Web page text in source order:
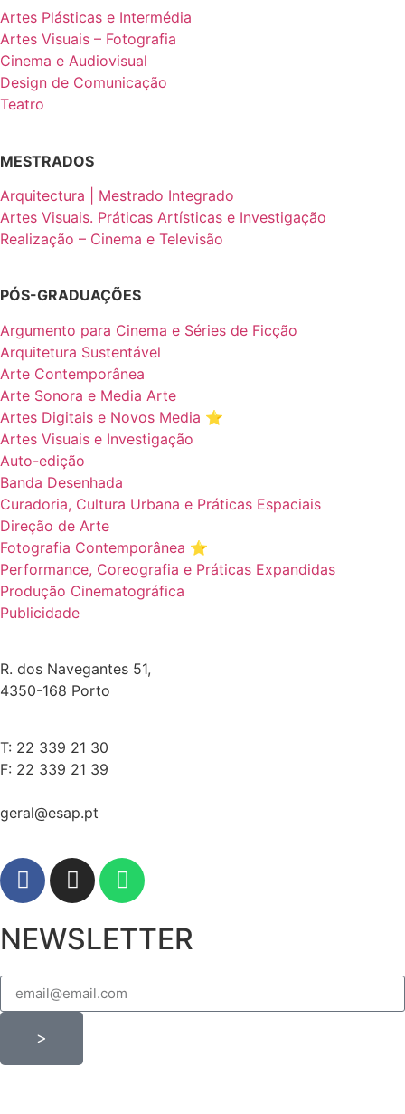
Artes Plásticas e Intermédia
Artes Visuais – Fotografia
Cinema e Audiovisual
Design de Comunicação
Teatro
MESTRADOS
Arquitectura | Mestrado Integrado
Artes Visuais. Práticas Artísticas e Investigação
Realização – Cinema e Televisão
PÓS-GRADUAÇÕES
Argumento para Cinema e Séries de Ficção
Arquitetura Sustentável
Arte Contemporânea
Arte Sonora e Media Arte
Artes Digitais e Novos Media ⭐️
Artes Visuais e Investigação
Auto-edição
Banda Desenhada
Curadoria, Cultura Urbana e Práticas Espaciais
Direção de Arte
Fotografia Contemporânea ⭐️
Performance, Coreografia e Práticas Expandidas
Produção Cinematográfica
Publicidade
R. dos Navegantes 51,
4350-168 Porto
T: 22 339 21 30
F: 22 339 21 39
geral@esap.pt
NEWSLETTER
>